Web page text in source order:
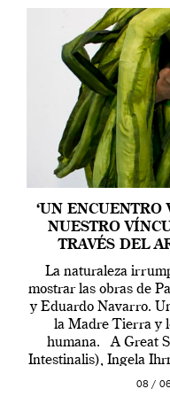
‘UN ENCUENTRO
NUESTRO
TRAVÉS DEL
La naturaleza
mostrar las obras de
y Eduardo Navarro.
la Madre Tierra y
humana. A Great
Intestinalis), Ingela
Madrid
08 /